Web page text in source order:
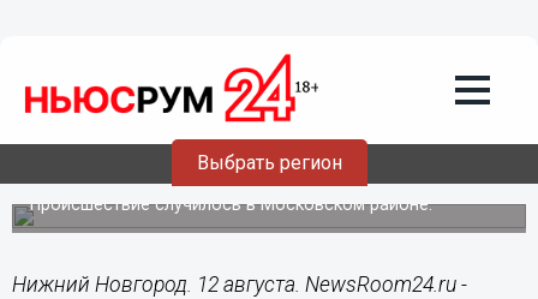
Выбрать регион
12.08.201500:26
38-летний нижегородец украл еду и
мобильник из садового домика
Происшествие случилось в Московском районе.
Нижний Новгород. 12 августа. NewsRoom24.ru -